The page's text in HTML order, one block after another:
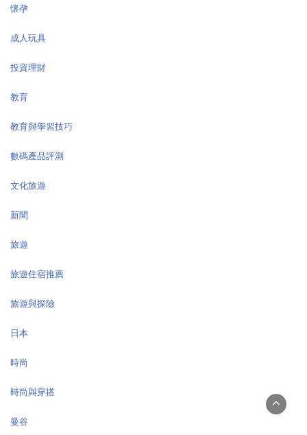
懷孕
成人玩具
投資理財
教育
教育與學習技巧
數碼產品評測
文化旅遊
新聞
旅遊
旅遊住宿推薦
旅遊與探險
日本
時尚
時尚與穿搭
曼谷